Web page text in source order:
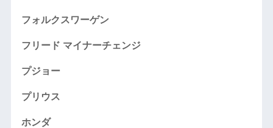
フォルクスワーゲン
フリード マイナーチェンジ
プジョー
プリウス
ホンダ